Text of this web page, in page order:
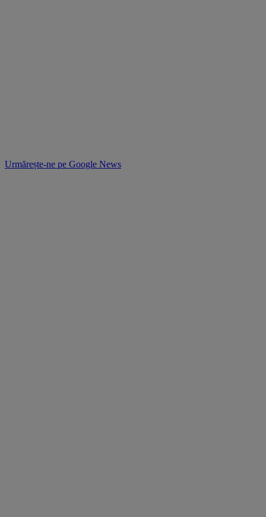
Urmărește-ne pe Google News